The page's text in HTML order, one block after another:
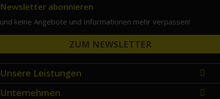
Newsletter abonnieren
und keine Angebote und Informationen mehr verpassen!
ZUM NEWSLETTER
Unsere Leistungen
Unternehmen